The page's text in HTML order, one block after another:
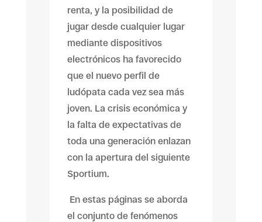
renta, y la posibilidad de
jugar desde cualquier lugar
mediante dispositivos
electrónicos ha favorecido
que el nuevo perfil de
ludópata cada vez sea más
joven. La crisis económica y
la falta de expectativas de
toda una generación enlazan
con la apertura del siguiente
Sportium.
En estas páginas se aborda
el conjunto de fenómenos